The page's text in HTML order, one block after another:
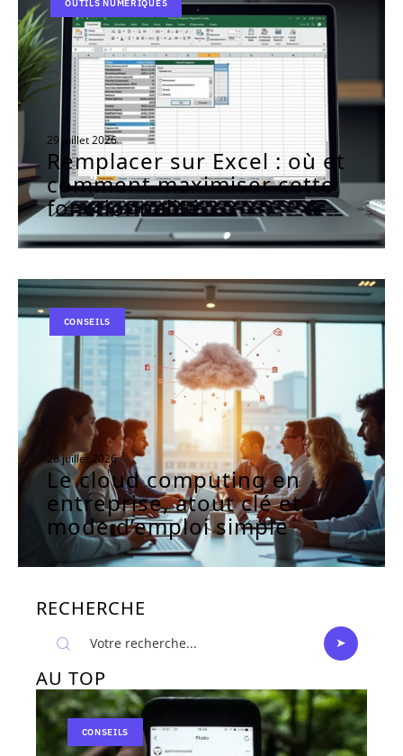
OUTILS NUMÉRIQUES
29 juillet 2026
Remplacer sur Excel : où et
comment maximiser cette
fonctionnalité ?
CONSEILS
28 juillet 2026
Le cloud computing en
entreprise, atout clé et
mode d’emploi simple
RECHERCHE
AU TOP
CONSEILS